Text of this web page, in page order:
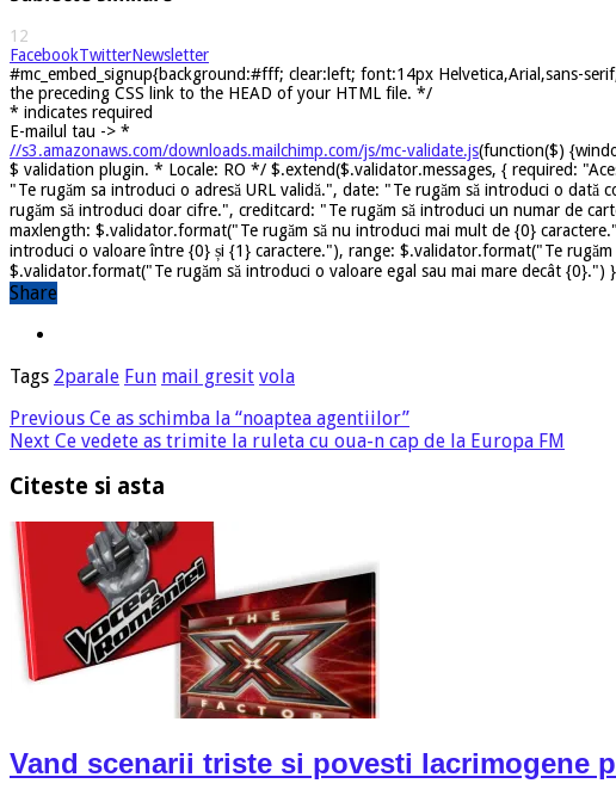
12
FacebookTwitterNewsletter
#mc_embed_signup{background:#fff; clear:left; font:14px Helvetica,Arial,sans-
the preceding CSS link to the HEAD of your HTML file. */
* indicates required
E-mailul tau -> *
//s3.amazonaws.com/downloads.mailchimp.com/js/mc-validate.js(function($)
$ validation plugin. * Locale: RO */ $.extend($.validator.messages, { required:
"Te rugăm sa introduci o adresă URL validă.", date: "Te rugăm să introduci o
rugăm să introduci doar cifre.", creditcard: "Te rugăm să introduci un numar de
maxlength: $.validator.format("Te rugăm să nu introduci mai mult de {0}
introduci o valoare între {0} și {1} caractere."), range: $.validator.format("Te
$.validator.format("Te rugăm să introduci o valoare egal sau mai mare decât
Share
Tags 2parale Fun mail gresit vola
Previous Ce as schimba la “noaptea agentiilor”
Next Ce vedete as trimite la ruleta cu oua-n cap de la Europa FM
Citeste si asta
Vand scenarii triste si povesti lacrimogene